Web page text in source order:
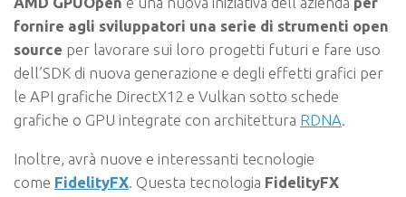
fornire agli sviluppatori una serie di strumenti open
source per lavorare sui loro progetti futuri e fare uso
dell’SDK di nuova generazione e degli effetti grafici per
le API grafiche DirectX12 e Vulkan sotto schede
grafiche o GPU integrate con architettura RDNA.
Inoltre, avrà nuove e interessanti tecnologie
come FidelityFX . Questa tecnologia FidelityFX